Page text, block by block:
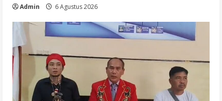
Admin 6 Agustus 2026